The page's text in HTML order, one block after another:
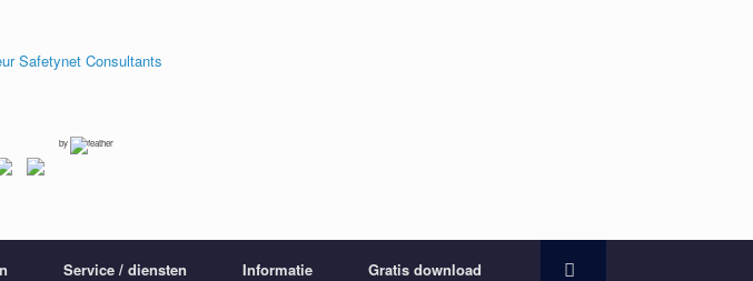
by
Service / diensten Informatie Gratis download